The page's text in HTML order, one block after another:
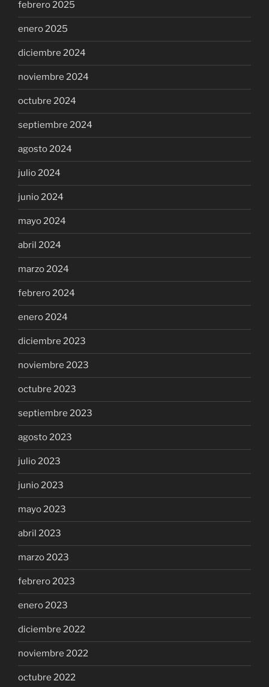
febrero 2025
enero 2025
diciembre 2024
noviembre 2024
octubre 2024
septiembre 2024
agosto 2024
julio 2024
junio 2024
mayo 2024
abril 2024
marzo 2024
febrero 2024
enero 2024
diciembre 2023
noviembre 2023
octubre 2023
septiembre 2023
agosto 2023
julio 2023
junio 2023
mayo 2023
abril 2023
marzo 2023
febrero 2023
enero 2023
diciembre 2022
noviembre 2022
octubre 2022